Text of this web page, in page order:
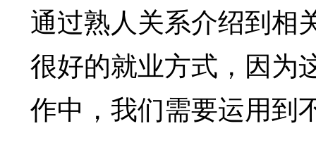
通过熟人关系介绍到相
很好的就业方式，因为
作中，我们需要运用到